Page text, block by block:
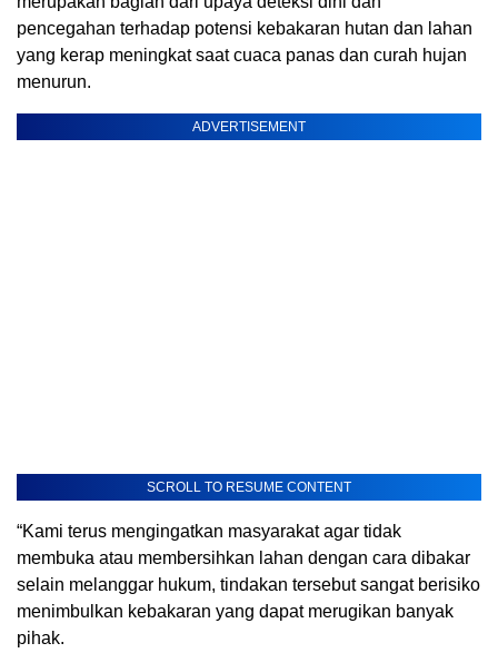
pencegahan terhadap potensi kebakaran hutan dan lahan
yang kerap meningkat saat cuaca panas dan curah hujan
menurun.
ADVERTISEMENT
SCROLL TO RESUME CONTENT
“Kami terus mengingatkan masyarakat agar tidak
membuka atau membersihkan lahan dengan cara dibakar
selain melanggar hukum, tindakan tersebut sangat berisiko
menimbulkan kebakaran yang dapat merugikan banyak
pihak.